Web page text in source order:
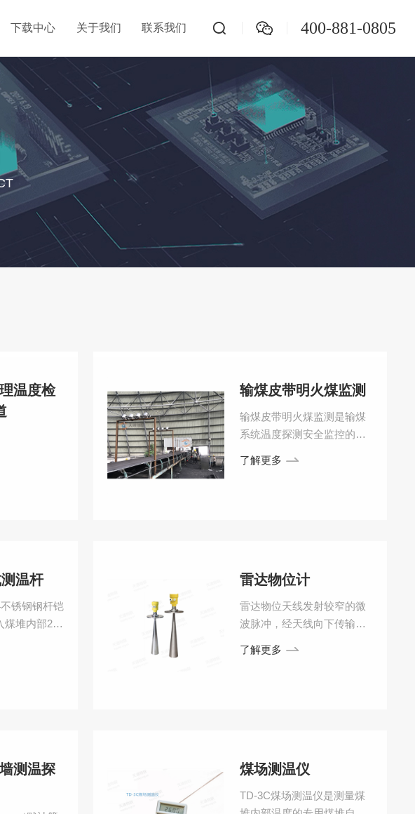
400-881-0805
测控系统 地源热泵在线监测
地热监测平台 数字孪生系统 物联网
厂 物联网
下载中心 关于我们 联系我们
温度检
输煤皮带明火煤监测
输煤皮带明火煤监测是输煤
系统温度探测安全监控的重
统，特别是火力发电厂输煤
了解更多
温杆
锈钢钢杆铠
煤堆内部2-3
防自燃子
雷达物位计
雷达物位天线发射较窄的微
波脉冲，经天线向下传输。
被反射回来再次被天线系统
了解更多
测温探
煤场测温仪
TD-3C煤场测温仪是测量煤